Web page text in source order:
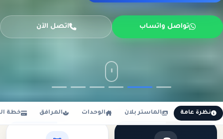
تواصل واتساب اتصل الآن
نظرة عامة الماستر بلان الوحدات المرافق خطة